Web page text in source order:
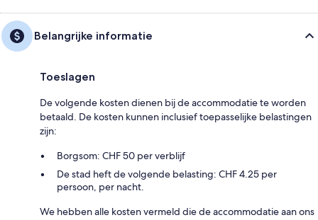
Belangrijke informatie
Toeslagen
De volgende kosten dienen bij de accommodatie te worden
betaald. De kosten kunnen inclusief toepasselijke belastingen
zijn:
Borgsom: CHF 50 per verblijf
De stad heft de volgende belasting: CHF 4.25 per
persoon, per nacht.
We hebben alle kosten vermeld die de accommodatie aan ons